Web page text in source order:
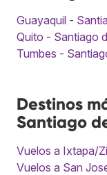
Guayaquil -
Quito - Santiago
Tumbes -
Destinos
Santiago
Vuelos a Ixtapa/
Vuelos a San